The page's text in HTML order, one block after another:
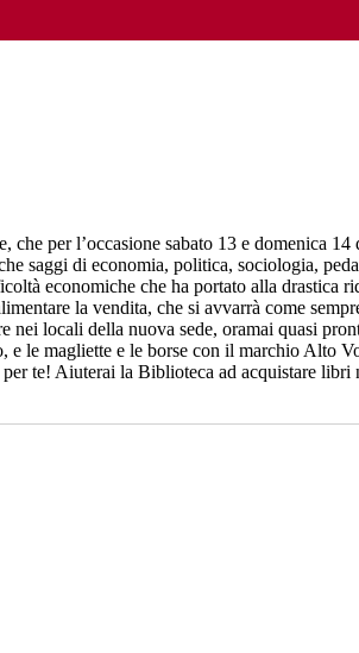
per l’occasione sabato 13 e domenica
saggi di economia, politica, sociologia,
economiche che ha portato alla drastica
la vendita, che si avvarrà come
locali della nuova sede, oramai quasi
e le magliette e le borse con il marchio
te! Aiuterai la Biblioteca ad acquistare